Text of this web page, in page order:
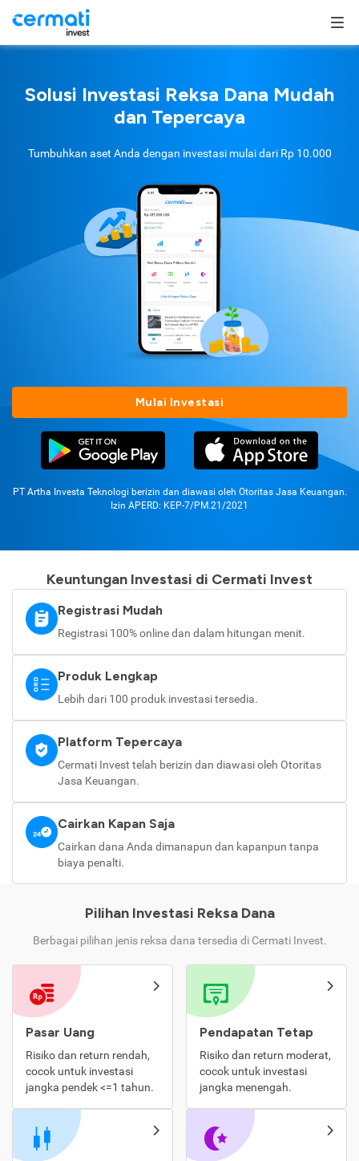
Solusi Investasi Reksa Dana Mudah
dan Tepercaya
Tumbuhkan aset Anda dengan investasi mulai dari Rp 10.000
Mulai Investasi
PT Artha Investa Teknologi berizin dan diawasi oleh Otoritas Jasa Keuangan.
Izin APERD: KEP-7/PM.21/2021
Keuntungan Investasi di Cermati Invest
Registrasi Mudah
Registrasi 100% online dan dalam hitungan menit.
Produk Lengkap
Lebih dari 100 produk investasi tersedia.
Platform Tepercaya
Cermati Invest telah berizin dan diawasi oleh Otoritas
Jasa Keuangan.
Cairkan Kapan Saja
Cairkan dana Anda dimanapun dan kapanpun tanpa
biaya penalti.
Pilihan Investasi Reksa Dana
Berbagai pilihan jenis reksa dana tersedia di Cermati Invest.
Pasar Uang
Risiko dan return rendah,
cocok untuk investasi
jangka pendek <=1 tahun.
Pendapatan Tetap
Risiko dan return moderat,
cocok untuk investasi
jangka menengah.